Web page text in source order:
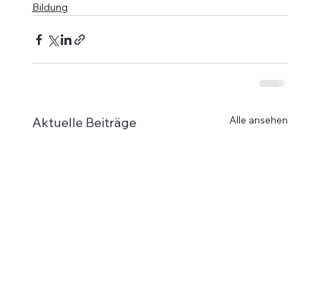
Bildung
Aktuelle Beiträge Alle ansehen